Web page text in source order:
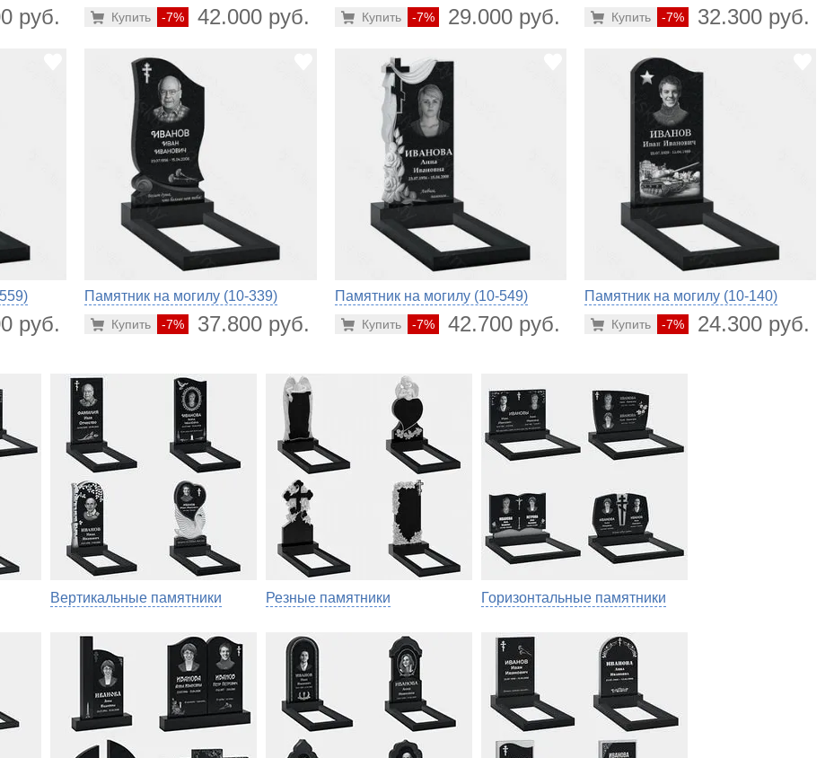
руб. -7% 42.000 руб.
Купить -7% 29.000 руб.
Купить -7% 32.300 руб.
Купить
руб.
Памятник на могилу (10-339)
-7% 37.800 руб.
Купить
Памятник на могилу (10-549)
-7% 42.700 руб.
Купить
Памятник на могилу (10-140)
-7% 24.300 руб.
Купить
Вертикальные памятники Резные памятники Горизонтальные памятники